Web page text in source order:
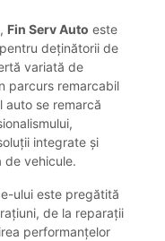
Fin Serv Auto este
deținătorii de
variată de
parcurs remarcabil
auto se remarcă
integrate și
de vehicule.
ului este pregătită
de la reparații
performanțelor